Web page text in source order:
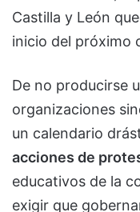
Castilla y León
inicio del próximo
De no producirse
organizaciones
un calendario
acciones de
educativos de la
exigir que